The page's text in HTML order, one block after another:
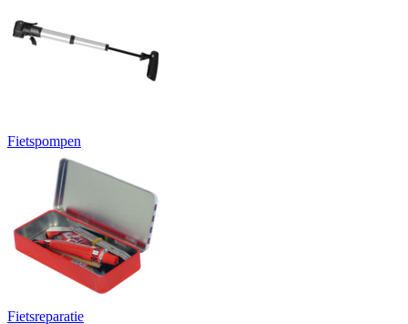
Fietspompen
Fietsreparatie